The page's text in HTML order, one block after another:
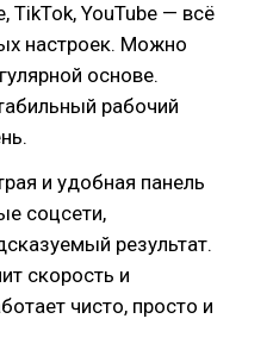
TikTok, YouTube — всё
настроек. Можно
основе.
рабочий
и удобная панель
соцсети,
результат.
скорость и
чисто, просто и